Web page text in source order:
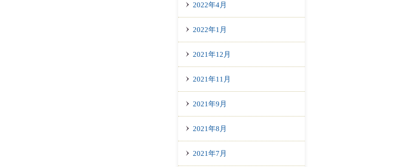
2022年4月
2022年1月
2021年12月
2021年11月
2021年9月
2021年8月
2021年7月